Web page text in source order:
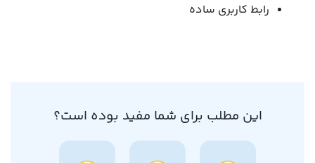
رابط کاربری ساده
این مطلب برای شما مفید بوده است؟